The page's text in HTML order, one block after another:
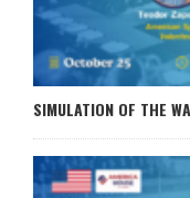
SIMULATION OF THE